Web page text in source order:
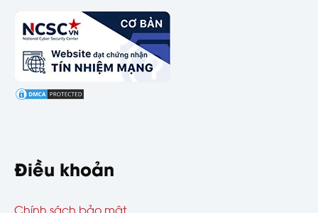
Điều khoản
Chính sách bảo mật